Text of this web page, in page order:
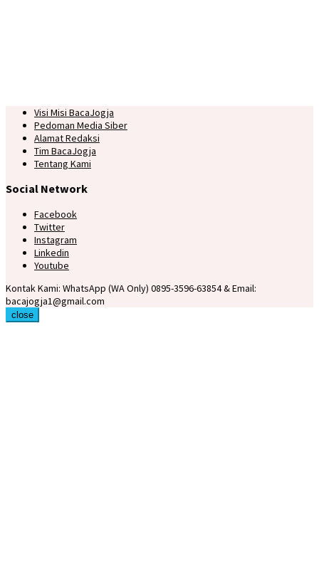
Visi Misi BacaJogja
Pedoman Media Siber
Alamat Redaksi
Tim BacaJogja
Tentang Kami
Social Network
Facebook
Twitter
Instagram
Linkedin
Youtube
Kontak Kami: WhatsApp (WA Only) 0895-3596-63854 & Email:
bacajogja1@gmail.com
close